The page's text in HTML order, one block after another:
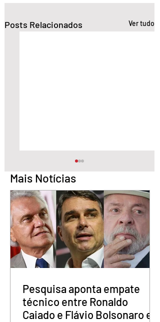
Posts Relacionados Ver tudo
Quem é o Jornalista
Carlos Peixoto,
homenageado pela
CLDF no Dia da
Mais Notícias
Pesquisa aponta empate
técnico entre Ronaldo
Caiado e Flávio Bolsonaro em